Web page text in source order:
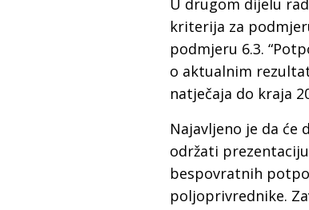
U drugom dijelu
kriterija za
podmjeru 6.3.
o aktualnim
natječaja do kraja
Najavljeno je da će
održati
bespovratnih
poljoprivrednike.